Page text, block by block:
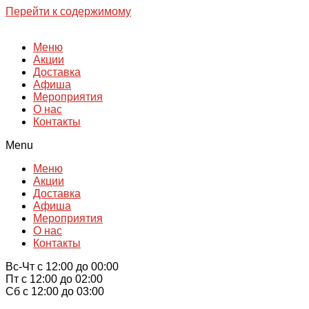
Перейти к содержимому
Меню
Акции
Доставка
Афиша
Мероприятия
О нас
Контакты
Menu
Меню
Акции
Доставка
Афиша
Мероприятия
О нас
Контакты
Вс-Чт с 12:00 до 00:00
Пт с 12:00 до 02:00
Сб с 12:00 до 03:00